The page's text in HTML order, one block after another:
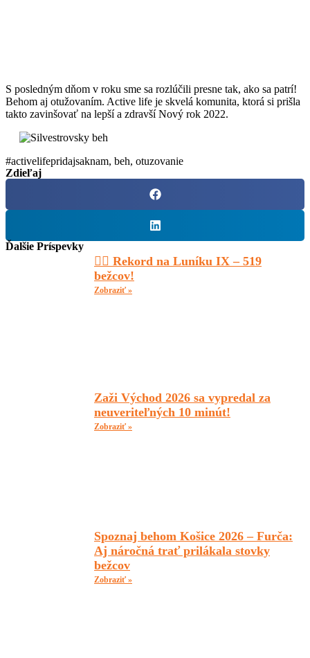
S posledným dňom v roku sme sa rozlúčili presne tak, ako sa patrí!
Behom aj otužovaním. Active life je skvelá komunita, ktorá si prišla
takto zavinšovať na lepší a zdravší Nový rok 2022.
#activelifepridajsaknam, beh, otuzovanie
Zdieľaj
Ďalšie Príspevky
🏃‍♂️ Rekord na Luníku IX – 519
bežcov!
Zobraziť »
Zaži Východ 2026 sa vypredal za
neuveriteľných 10 minút!
Zobraziť »
Spoznaj behom Košice 2026 – Furča:
Aj náročná trať prilákala stovky
bežcov
Zobraziť »